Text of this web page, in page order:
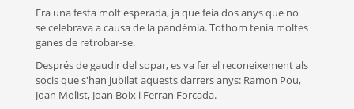
Era una festa molt esperada, ja que feia dos anys que no
se celebrava a causa de la pandèmia. Tothom tenia moltes
ganes de retrobar-se.
Després de gaudir del sopar, es va fer el reconeixement als
socis que s'han jubilat aquests darrers anys: Ramon Pou,
Joan Molist, Joan Boix i Ferran Forcada.